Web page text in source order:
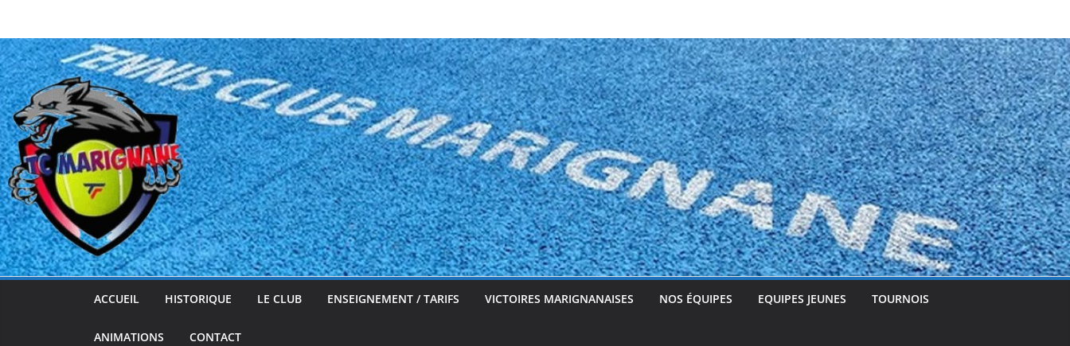
contenu
ACCUEIL HISTORIQUE LE CLUB ENSEIGNEMENT / TARIFS VICTOIRES MARIGNANAISES NOS ÉQUIPES EQUIPES JEUNES TOURNOIS
ANIMATIONS CONTACT